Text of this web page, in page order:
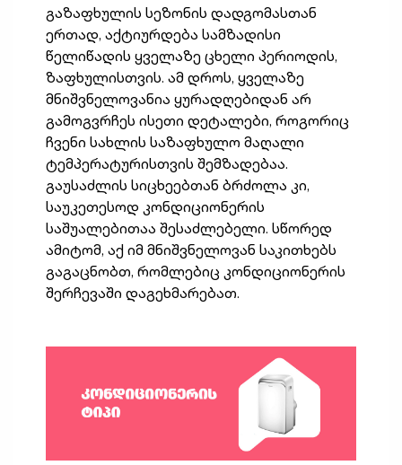
გაზაფხულის სეზონის დადგომასთან
ერთად, აქტიურდება სამზადისი
წელიწადის ყველაზე ცხელი პერიოდის,
ზაფხულისთვის. ამ დროს, ყველაზე
მნიშვნელოვანია ყურადღებიდან არ
გამოგვრჩეს ისეთი დეტალები, როგორიც
ჩვენი სახლის საზაფხულო მაღალი
ტემპერატურისთვის შემზადებაა.
გაუსაძლის სიცხეებთან ბრძოლა კი,
საუკეთესოდ კონდიციონერის
საშუალებითაა შესაძლებელი. სწორედ
ამიტომ, აქ იმ მნიშვნელოვან საკითხებს
გაგაცნობთ, რომლებიც კონდიციონერის
შერჩევაში დაგეხმარებათ.